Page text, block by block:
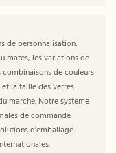
de personnalisation,
mates, les variations de
de couleurs
la taille des verres
marché. Notre système
de commande
d'emballage